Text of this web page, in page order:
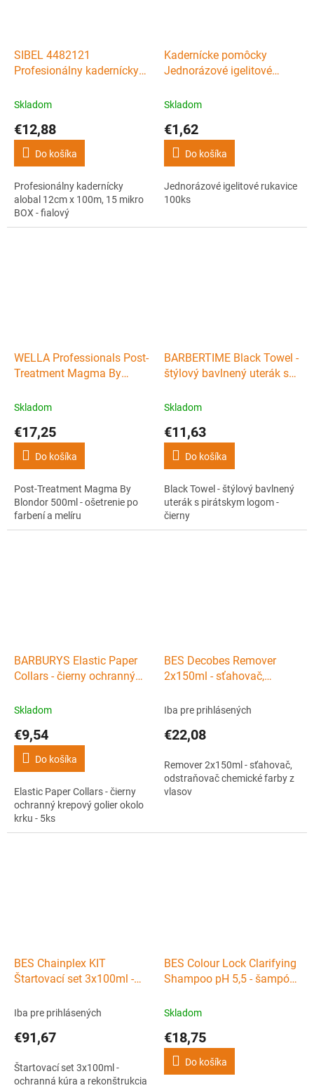
SIBEL 4482121
Profesionálny kadernícky
mikro BOX - fialový
Skladom
€12,88
Do košíka
Profesionálny kadernícky
alobal 12cm x 100m, 15 mikro
BOX - fialový
Kadernícke pomôcky
Jednorázové igelitové
Skladom
€1,62
Do košíka
Jednorázové igelitové rukavice
100ks
WELLA Professionals Post-
Treatment Magma By
po farbení a melíru
Skladom
€17,25
Do košíka
Post-Treatment Magma By
Blondor 500ml - ošetrenie po
farbení a melíru
BARBERTIME Black Towel -
štýlový bavlnený uterák s
Skladom
€11,63
Do košíka
Black Towel - štýlový bavlnený
uterák s pirátskym logom -
čierny
BARBURYS Elastic Paper
Collars - čierny ochranný
5ks
Skladom
€9,54
Do košíka
Elastic Paper Collars - čierny
ochranný krepový golier okolo
krku - 5ks
BES Decobes Remover
2x150ml - sťahovač,
farby z vlasov
Iba pre prihlásených
€22,08
Remover 2x150ml - sťahovač,
odstraňovač chemické farby z
vlasov
BES Chainplex KIT
Štartovací set 3x100ml -
rekonštrukcia vlasového
Iba pre prihlásených
€91,67
Štartovací set 3x100ml -
ochranná kúra a rekonštrukcia
BES Colour Lock Clarifying
Shampoo pH 5,5 - šampón
1000ml
Skladom
€18,75
Do košíka